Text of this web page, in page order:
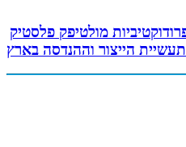
מולטיפק פלסטיק
הייצור וההנדסה בארץ